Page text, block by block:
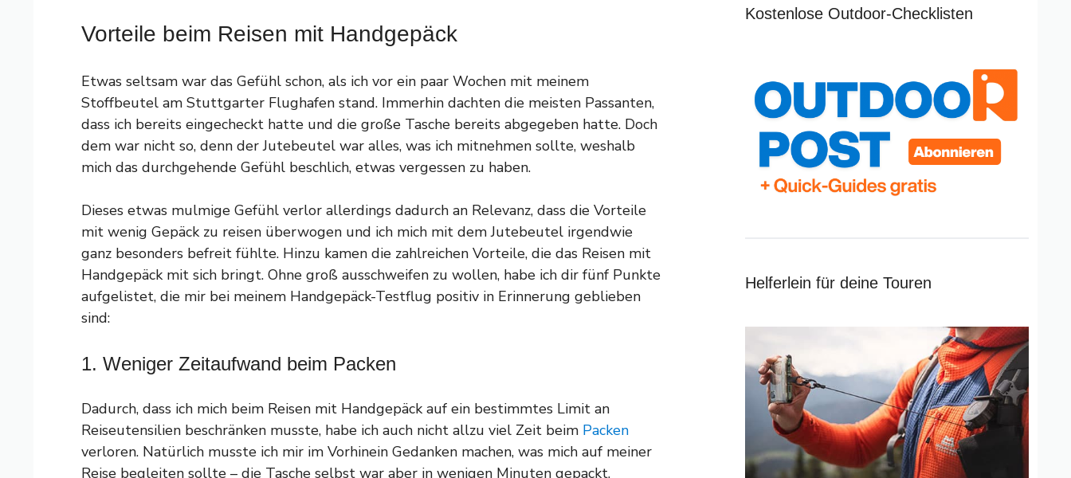
Vorteile beim Reisen mit Handgepäck
Etwas seltsam war das Gefühl schon, als ich vor ein paar Wochen mit meinem
Stoffbeutel am Stuttgarter Flughafen stand. Immerhin dachten die meisten Passanten,
dass ich bereits eingecheckt hatte und die große Tasche bereits abgegeben hatte. Doch
dem war nicht so, denn der Jutebeutel war alles, was ich mitnehmen sollte, weshalb
mich das durchgehende Gefühl beschlich, etwas vergessen zu haben.
Dieses etwas mulmige Gefühl verlor allerdings dadurch an Relevanz, dass die Vorteile
mit wenig Gepäck zu reisen überwogen und ich mich mit dem Jutebeutel irgendwie
ganz besonders befreit fühlte. Hinzu kamen die zahlreichen Vorteile, die das Reisen mit
Handgepäck mit sich bringt. Ohne groß ausschweifen zu wollen, habe ich dir fünf Punkte
aufgelistet, die mir bei meinem Handgepäck-Testflug positiv in Erinnerung geblieben
sind:
1. Weniger Zeitaufwand beim Packen
Dadurch, dass ich mich beim Reisen mit Handgepäck auf ein bestimmtes Limit an
Reiseutensilien beschränken musste, habe ich auch nicht allzu viel Zeit beim Packen
verloren. Natürlich musste ich mir im Vorhinein Gedanken machen, was mich auf meiner
Reise begleiten sollte – die Tasche selbst war aber in wenigen Minuten gepackt.
Kostenlose Outdoor-Checklisten
Helferlein für deine Touren